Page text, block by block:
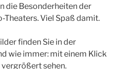
die Besonderheiten der
Viel Spaß damit.
finden Sie in der
wie immer: mit einem Klick
sehen.